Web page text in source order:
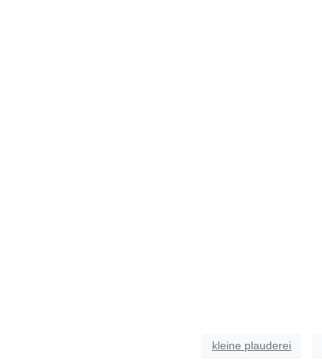
kleine plauderei